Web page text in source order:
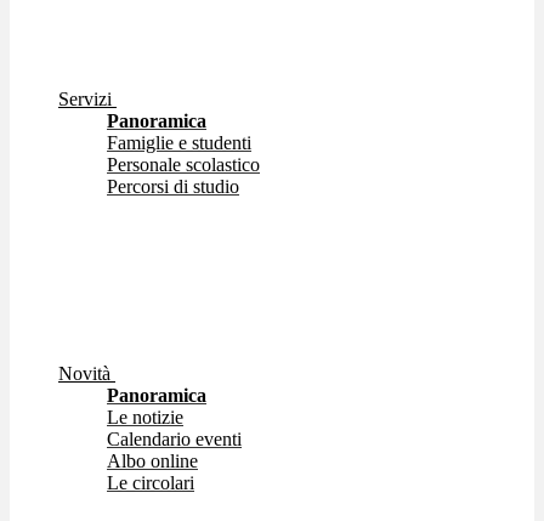
Servizi
Panoramica
Famiglie e studenti
Personale scolastico
Percorsi di studio
Novità
Panoramica
Le notizie
Calendario eventi
Albo online
Le circolari